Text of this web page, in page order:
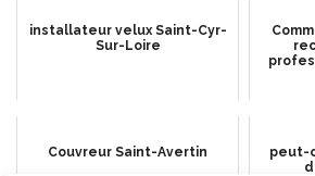
installateur velux Saint-Cyr-
Sur-Loire
Couvreur Saint-Avertin
peut-